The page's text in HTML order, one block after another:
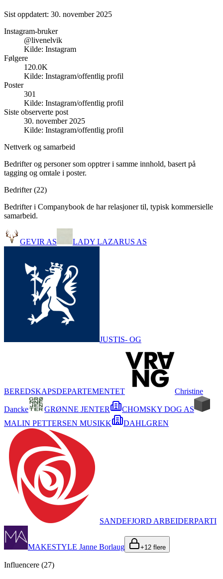
Sist oppdatert: 30. november 2025
Instagram-bruker
@livenelvik
Kilde: Instagram
Følgere
120.0K
Kilde: Instagram/offentlig profil
Poster
301
Kilde: Instagram/offentlig profil
Siste observerte post
30. november 2025
Kilde: Instagram/offentlig profil
Nettverk og samarbeid
Bedrifter og personer som opptrer i samme innhold, basert på
tagging og omtale i poster.
Bedrifter (22)
Bedrifter i Companybook de har relasjoner til, typisk kommersielle
samarbeid.
GEVIR AS LADY LAZARUS AS
JUSTIS- OG
BEREDSKAPSDEPARTEMENTET Christine
Dancke GRØNNE JENTER
CHOMSKY DOG AS
MALIN PETTERSEN MUSIKK
DAHLGREN
SANDEFJORD ARBEIDERPARTI
MAKESTYLE Janne Borlaug +12 flere
Influencere (27)